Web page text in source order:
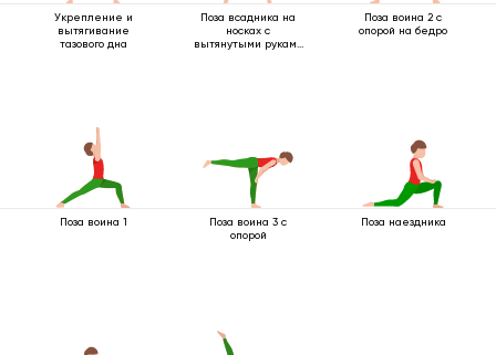
Укрепление и
вытягивание
тазового дна
Поза всадника на
носках с
вытянутыми руками
Поза воина 2 с
опорой на бедро
Поза воина 1
Поза воина 3 с
опорой
Поза наездника